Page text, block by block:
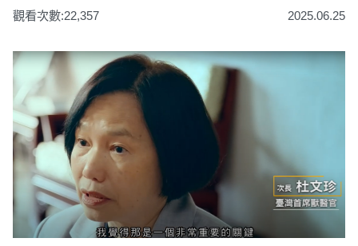
觀看次數:22,357 2025.06.25